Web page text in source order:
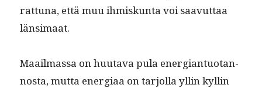
rat­tuna, että muu ihmiskun­ta voi saavut­taa
länsimaat.
Maail­mas­sa on huu­ta­va pula ener­giantuotan­
nos­ta, mut­ta ener­giaa on tar­jol­la yllin kyllin